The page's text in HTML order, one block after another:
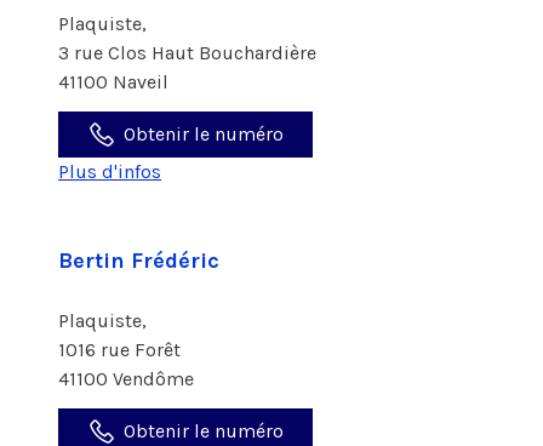
Plaquiste,
3 rue Clos Haut Bouchardière
41100 Naveil
Obtenir le numéro
Plus d'infos
Bertin Frédéric
Plaquiste,
1016 rue Forêt
41100 Vendôme
Obtenir le numéro